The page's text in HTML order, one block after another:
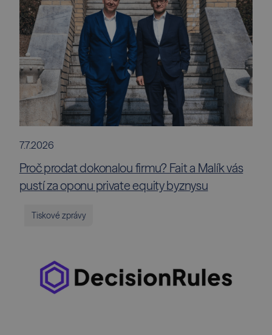
7.7.2026
Proč prodat dokonalou firmu? Fait a Malík vás
pustí za oponu private equity byznysu
Tiskové zprávy